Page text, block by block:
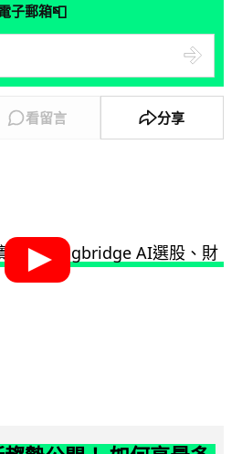
子郵箱📮
看留言 分享